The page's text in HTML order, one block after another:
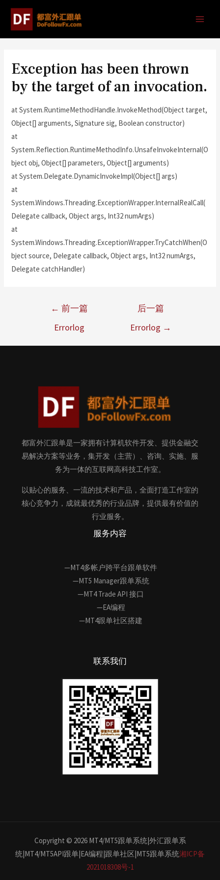
Exception has been thrown
by the target of an invocation.
at System.RuntimeMethodHandle.InvokeMethod(Object target,
Object[] arguments, Signature sig, Boolean constructor)
at
System.Reflection.RuntimeMethodInfo.UnsafeInvokeInternal(O
bject obj, Object[] parameters, Object[] arguments)
at System.Delegate.DynamicInvokeImpl(Object[] args)
at
System.Windows.Threading.ExceptionWrapper.InternalRealCall(
Delegate callback, Object args, Int32 numArgs)
at
System.Windows.Threading.ExceptionWrapper.TryCatchWhen(O
bject source, Delegate callback, Object args, Int32 numArgs,
Delegate catchHandler)
← 前一篇
Errorlog
后一篇
Errorlog →
都富外汇跟单是一家拥有计算机软件开发、提供金融交
易解决方案等业务，集开发（主营）、咨询、实施、服
务为一体的互联网高科技工作室。
以贴心的服务、一流的技术和产品，全面打造工作室的
核心竞争力，成就最优秀的行业品牌，提供最有价值的
行业服务。
服务内容
—MT4多帐户跨平台跟单软件
—MT5 Manager跟单系统
—MT4 Trade API 接口
—EA编程
—MT4跟单社区搭建
联系我们
Copyright © 2026 MT4/MT5跟单系统|外汇跟单系
统|MT4/MT5API跟单|EA编程|跟单社区|MT5跟单系统湘ICP备
2021018308号-1